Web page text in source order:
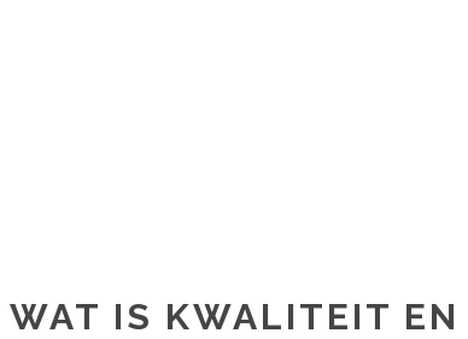
IS KWALITEIT